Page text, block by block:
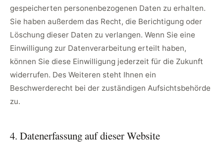
gespeicherten personenbezogenen Daten zu erhalten.
Sie haben außerdem das Recht, die Berichtigung oder
Löschung dieser Daten zu verlangen. Wenn Sie eine
Einwilligung zur Datenverarbeitung erteilt haben,
können Sie diese Einwilligung jederzeit für die Zukunft
widerrufen. Des Weiteren steht Ihnen ein
Beschwerderecht bei der zuständigen Aufsichtsbehörde
zu.
4. Datenerfassung auf dieser Website